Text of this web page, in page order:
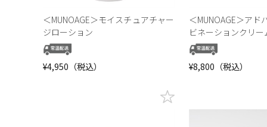
＜MUNOAGE＞モイスチュアチャー
ジローション
¥4,950（税込）
＜MUNOAGE＞アド
ビネーションクリ
¥8,800（税込）